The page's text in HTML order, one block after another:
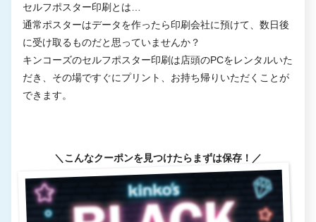
セルフポスター印刷とは…
通常ポスターはデータを作ったら印刷会社に預けて、数日後
に受け取るものだと思っていませんか？
キンコーズのセルフポスター印刷は店頭のPCをレンタルいた
だき、その場ですぐにプリント、お持ち帰りいただくことが
できます。
＼こんなクーポンを見つけたらまずは保存！／